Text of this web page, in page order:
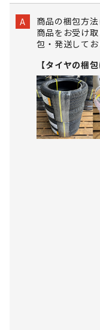
A
商品の梱包方
商品をお受け
包・発送してお
【タイヤの梱